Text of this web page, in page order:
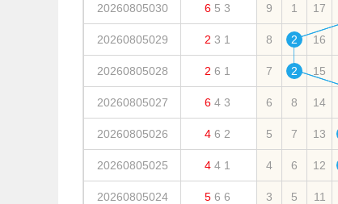
20260805030 6 5 3 9 1 17
20260805029 2 3 1 8 2 16
20260805028 2 6 1 7 2 15
20260805027 6 4 3 6 8 14
20260805026 4 6 2 5 7 13
20260805025 4 4 1 4 6 12
20260805024 5 6 6 3 5 11